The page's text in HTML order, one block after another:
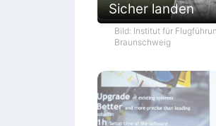
Sicher landen
Bild: Institut für
Braunschweig